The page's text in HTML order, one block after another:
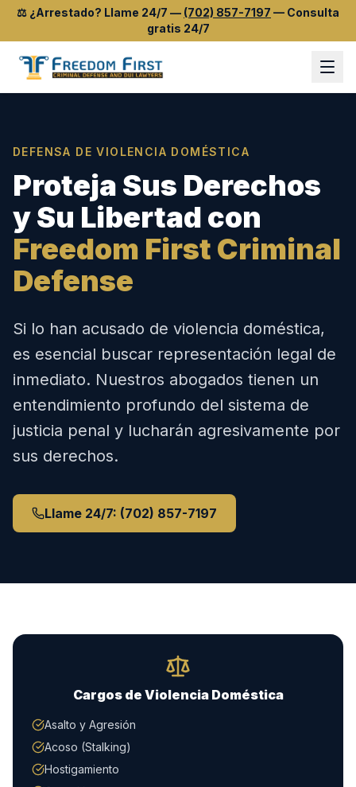
⚖️ ¿Arrestado? Llame 24/7 — (702) 857-7197 — Consulta
gratis 24/7
DEFENSA DE VIOLENCIA DOMÉSTICA
Proteja Sus Derechos
y Su Libertad con
Freedom First Criminal
Defense
Si lo han acusado de violencia doméstica,
es esencial buscar representación legal de
inmediato. Nuestros abogados tienen un
entendimiento profundo del sistema de
justicia penal y lucharán agresivamente por
sus derechos.
Llame 24/7: (702) 857-7197
Cargos de Violencia Doméstica
Asalto y Agresión
Acoso (Stalking)
Hostigamiento